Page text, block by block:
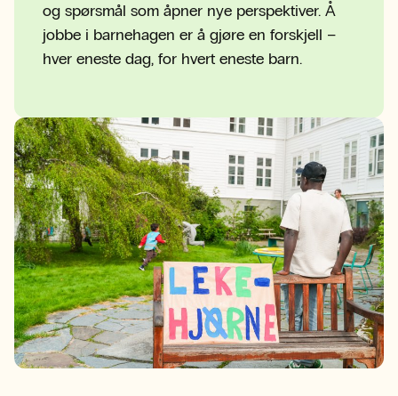
og spørsmål som åpner nye perspektiver. Å
jobbe i barnehagen er å gjøre en forskjell –
hver eneste dag, for hvert eneste barn.